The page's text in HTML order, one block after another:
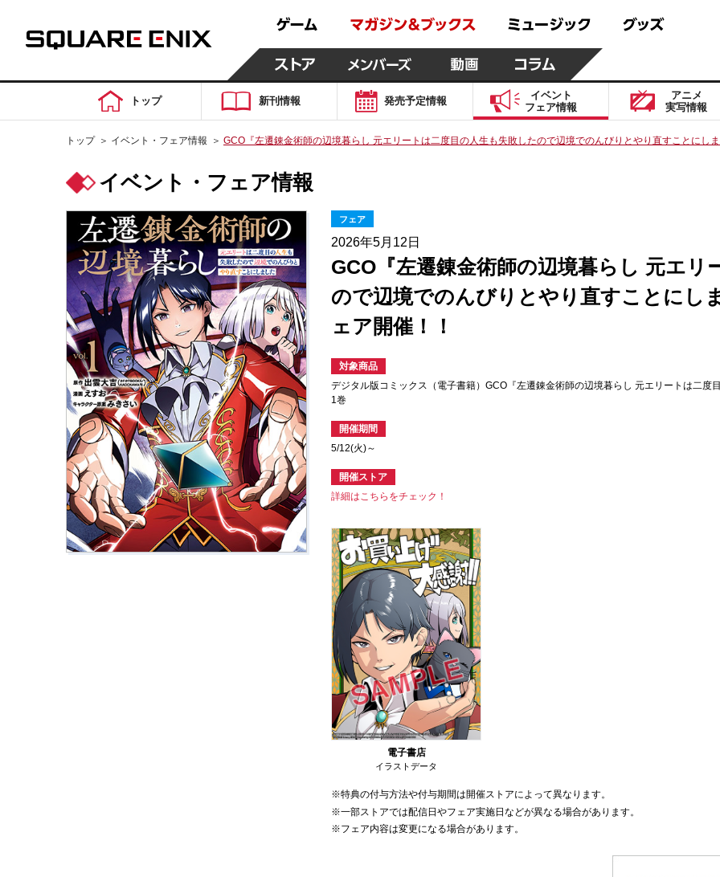
トップ 新刊情報 発売予定情報
イベント
フェア情報
アニメ
実写情報
トップ ＞ イベント・フェア情報 ＞ GCO『左遷錬金術師の辺境暮らし 元エリートは二度目の人生も失敗したので辺境でのんびりとやり直すことに
イベント・フェア情報
フェア
2026年5月12日
GCO『左遷錬金術師の辺境暮らし 元エリ
ので辺境でのんびりとやり直すことに
ェア開催！！
対象商品
デジタル版コミックス（電子書籍）GCO『左遷錬金術師の辺境暮らし 元エリートは二
1巻
開催期間
5/12(火)～
開催ストア
詳細はこちらをチェック！
電子書店
イラストデータ
※特典の付与方法や付与期間は開催ストアによって異なります。
※一部ストアでは配信日やフェア実施日などが異なる場合があります。
※フェア内容は変更になる場合があります。